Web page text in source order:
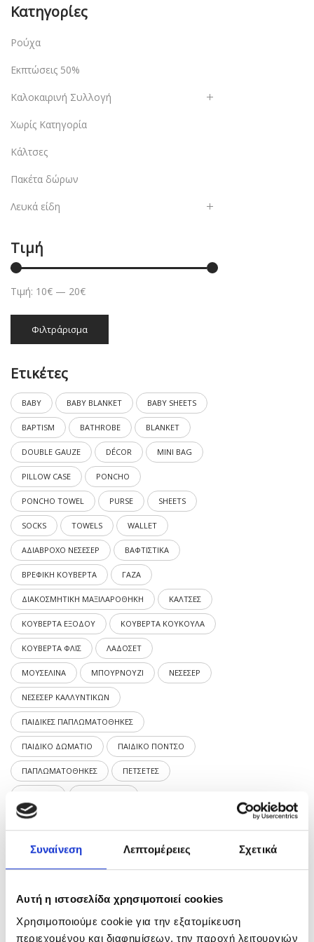
Συναίνεση Λεπτομέρειες Σχετικά
Αυτή η ιστοσελίδα χρησιμοποιεί cookies
Χρησιμοποιούμε cookie για την εξατομίκευση
περιεχομένου και διαφημίσεων, την παροχή λειτουργιών
Κατηγορίες
Ρούχα
Εκπτώσεις 50%
Καλοκαιρινή Συλλογή
Χωρίς Κατηγορία
Κάλτσες
Πακέτα δώρων
Λευκά είδη
Τιμή
Φιλτράρισμα
Τιμή: 10€ — 20€
Ετικέτες
BABY BABY BLANKET BABY SHEETS
BAPTISM BATHROBE BLANKET
DOUBLE GAUZE DÉCOR MINI BAG
PILLOW CASE PONCHO
PONCHO TOWEL PURSE SHEETS
SOCKS TOWELS WALLET
ΑΔΙΑΒΡΟΧΟ ΝΕΣΕΣΕΡ ΒΑΦΤΙΣΤΙΚΑ
ΒΡΕΦΙΚΗ ΚΟΥΒΕΡΤΑ ΓΑΖΑ
ΔΙΑΚΟΣΜΗΤΙΚΗ ΜΑΞΙΛΑΡΟΘΗΚΗ ΚΑΛΤΣΕΣ
ΚΟΥΒΕΡΤΑ ΕΞΟΔΟΥ ΚΟΥΒΕΡΤΑ ΚΟΥΚΟΥΛΑ
ΚΟΥΒΕΡΤΑ ΦΛΙΣ ΛΑΔΟΣΕΤ
ΜΟΥΣΕΛΙΝΑ ΜΠΟΥΡΝΟΥΖΙ ΝΕΣΕΣΕΡ
ΝΕΣΕΣΕΡ ΚΑΛΛΥΝΤΙΚΩΝ
ΠΑΙΔΙΚΕΣ ΠΑΠΛΩΜΑΤΟΘΗΚΕΣ
ΠΑΙΔΙΚΟ ΔΩΜΑΤΙΟ ΠΑΙΔΙΚΟ ΠΟΝΤΣΟ
ΠΑΠΛΩΜΑΤΟΘΗΚΕΣ ΠΕΤΣΕΤΕΣ
ΣΕΝΤΟΝΙΑ ΚΟΥΝΙΑΣ
ΣΕΤ ΛΑΔΟΠΑΝΑ ΣΕΤ ΣΕΝΤΟΝΙΑ
ΣΕΤ ΣΕΝΤΟΝΙΑ ΚΟΥΝΙΑΣ
ΣΕΤ ΣΕΝΤΟΝΙΑ ΛΙΚΝΟΥ
ΧΕΙΜΩΝΙΑΤΙΚΕΣ ΚΟΥΒΕΡΤΕΣ